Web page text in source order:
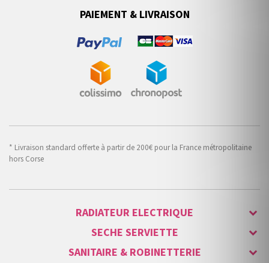
PAIEMENT & LIVRAISON
* Livraison standard offerte à partir de 200€ pour la France métropolitaine
hors Corse
RADIATEUR ELECTRIQUE
SECHE SERVIETTE
SANITAIRE & ROBINETTERIE